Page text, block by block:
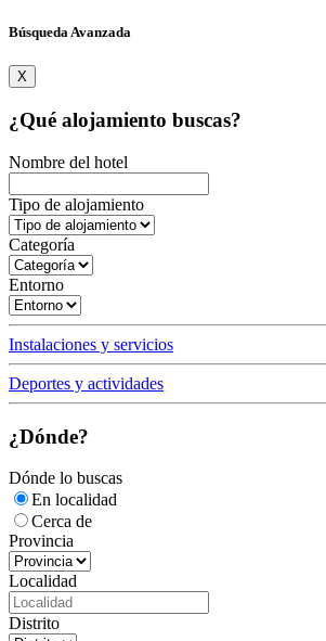
Búsqueda Avanzada
X
¿Qué alojamiento buscas?
Nombre del hotel
Tipo de alojamiento
Categoría
Entorno
Instalaciones y servicios
Deportes y actividades
¿Dónde?
Dónde lo buscas
En localidad
Cerca de
Provincia
Localidad
Distrito